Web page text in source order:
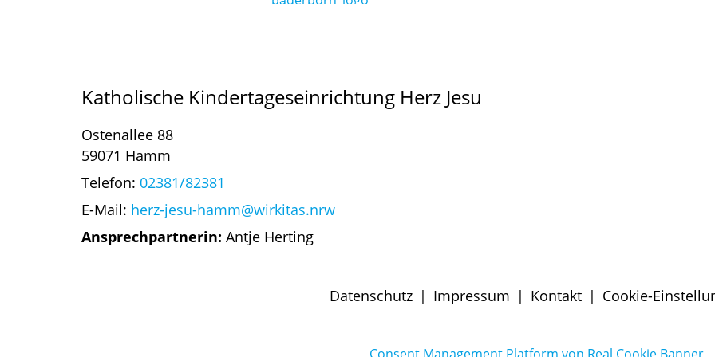
Katholische Kindertageseinrichtung Herz Jesu
Ostenallee 88
59071 Hamm
Telefon: 02381/82381
E-Mail: herz-jesu-hamm@wirkitas.nrw
Ansprechpartnerin: Antje Herting
Datenschutz | Impressum | Kontakt | Cookie-